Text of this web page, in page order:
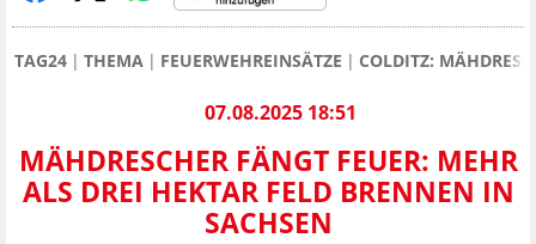
TAG24 THEMA FEUERWEHREINSÄTZE COLDITZ:
07.08.2025 18:51
MÄHDRESCHER FÄNGT FEUER: MEHR
ALS DREI HEKTAR FELD BRENNEN IN
SACHSEN